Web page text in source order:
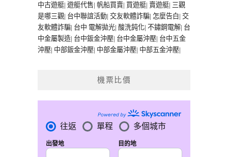
中古遊艇| 遊艇代售| 帆船買賣| 買遊艇| 賣遊艇| 三觀
是哪三觀| 台中聯誼活動| 交友軟體詐騙| 怎麼告白| 交
友軟體詐騙| 台中 電解拋光| 酸洗鈍化| 不鏽鋼電解| 台
中金屬製造| 台中鈑金沖壓| 台中金屬沖壓| 台中五金
沖壓| 中部鈑金沖壓| 中部金屬沖壓| 中部五金沖壓|
機票比價